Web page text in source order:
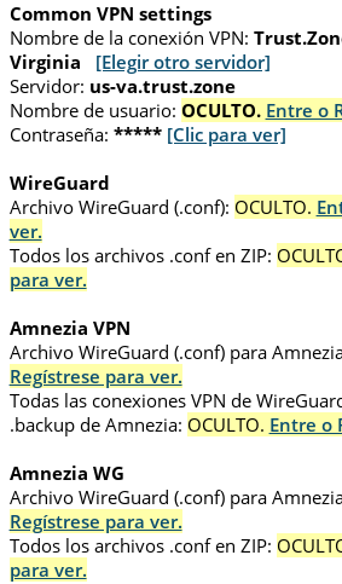
Common VPN settings
Nombre de la conexión VPN:
Virginia
[Elegir otro servidor]
Servidor: us-va.trust.zone
Nombre de usuario: OCULTO. Entre o
Contraseña: ***** [Clic para ver]
WireGuard
Archivo WireGuard (.conf): OCULTO.
ver.
Todos los archivos .conf en ZIP:
para ver.
Amnezia VPN
Archivo WireGuard (.conf) para
Regístrese para ver.
Todas las conexiones VPN de
.backup de Amnezia: OCULTO. Entre o
Amnezia WG
Archivo WireGuard (.conf) para
Regístrese para ver.
Todos los archivos .conf en ZIP:
para ver.